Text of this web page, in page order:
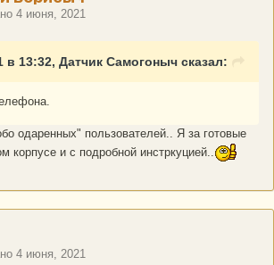
4 июня, 2021
в 13:32, Датчик Самогоныч сказал:
одаренных" пользователей.. Я за готовые
корпусе и с подробной инстркуцией..
4 июня, 2021